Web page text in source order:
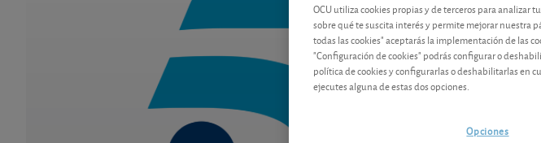
OCU utiliza cookies propias y de terceros para
sobre qué te suscita interés y permite mejorar nuestra
todas las cookies" aceptarás la implementación de las
"Configuración de cookies" podrás configurar o
política de cookies y configurarlas o deshabilitarlas en
ejecutes alguna de estas dos opciones.
Opciones